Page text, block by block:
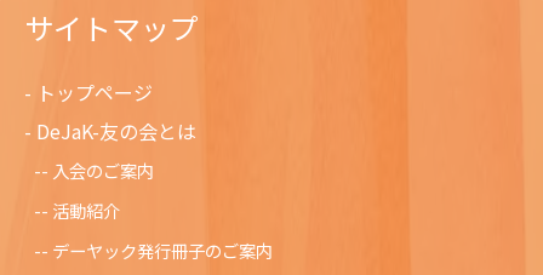
サイトマップ
トップページ
DeJaK-友の会とは
入会のご案内
活動紹介
デーヤック発行冊子のご案内